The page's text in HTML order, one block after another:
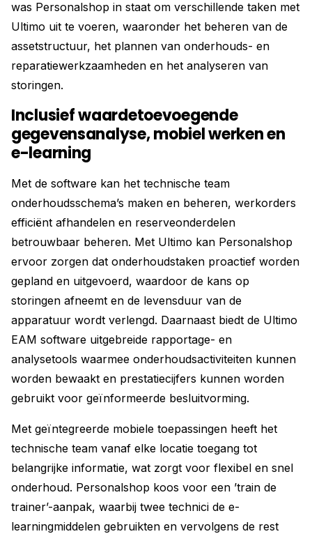
was Personalshop in staat om verschillende taken met
Ultimo uit te voeren, waaronder het beheren van de
assetstructuur, het plannen van onderhouds- en
reparatiewerkzaamheden en het analyseren van
storingen.
Inclusief waardetoevoegende
gegevensanalyse, mobiel werken en
e-learning
Met de software kan het technische team
onderhoudsschema’s maken en beheren, werkorders
efficiënt afhandelen en reserveonderdelen
betrouwbaar beheren. Met Ultimo kan Personalshop
ervoor zorgen dat onderhoudstaken proactief worden
gepland en uitgevoerd, waardoor de kans op
storingen afneemt en de levensduur van de
apparatuur wordt verlengd. Daarnaast biedt de Ultimo
EAM software uitgebreide rapportage- en
analysetools waarmee onderhoudsactiviteiten kunnen
worden bewaakt en prestatiecijfers kunnen worden
gebruikt voor geïnformeerde besluitvorming.
Met geïntegreerde mobiele toepassingen heeft het
technische team vanaf elke locatie toegang tot
belangrijke informatie, wat zorgt voor flexibel en snel
onderhoud. Personalshop koos voor een ’train de
trainer’-aanpak, waarbij twee technici de e-
learningmiddelen gebruikten en vervolgens de rest